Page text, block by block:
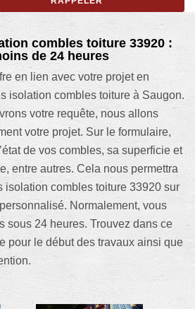
combles toiture 33920 :
de 24 heures
en lien avec votre projet en
isolation combles toiture à Saugon.
votre requête, nous allons
votre projet. Sur le formulaire,
de vos combles, sa superficie et
entre autres. Cela nous permettra
isolation combles toiture 33920 sur
Normalement, vous
sous 24 heures. Trouvez dans ce
pour le début des travaux ainsi que